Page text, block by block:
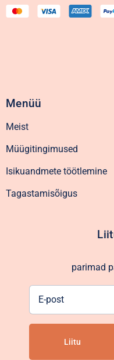
Menüü
Meist
Müügitingimused
Isikuandmete töötlemine
Tagastamisõigus
parimad